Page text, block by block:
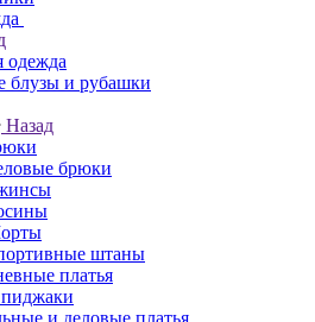
одежда
блузы и рубашки
Назад
брюки
штаны
платья
и деловые платья